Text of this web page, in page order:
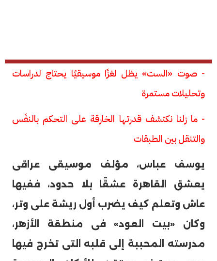
- صوت «الست» يظل لغزًا موسيقيًا يحتاج لدراسات
وتحليلات مستمرة
- ما زلنا نكتشف قدرتها الخارقة على التحكم بالنفَس
والتنقل بين الطبقات
يوسف عباس، مؤلف موسيقى عراقى
يعشق القاهرة عشقًا بلا حدود، ففيها
عاش وتعلم كيف يضرب أول ريشة على وتر،
وكان «بيت العود» فى منطقة الأزهر،
مدرسته المحببة إلى قلبه التى تخرج فيها